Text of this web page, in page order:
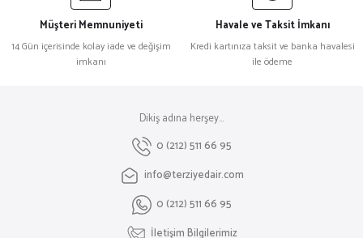
Müşteri Memnuniyeti
14 Gün içerisinde kolay iade ve değişim
imkanı
Havale ve Taksit İmkanı
Kredi kartınıza taksit ve banka havalesi
ile ödeme
Dikiş adına herşey...
0 (212) 511 66 95
info@terziyedair.com
0 (212) 511 66 95
İletişim Bilgilerimiz